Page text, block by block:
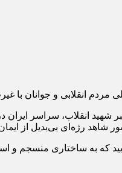
انقلابی و جوانان با
شهید انقلاب، سراسر
رژه‌ای بی‌بدیل از ایمان و
که به ساختاری منسجم